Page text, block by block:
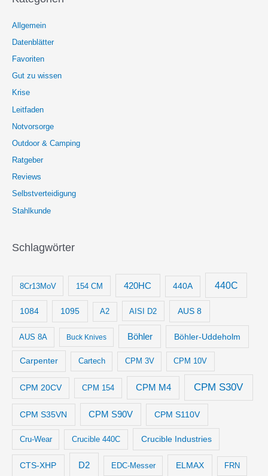
Allgemein
Datenblätter
Favoriten
Gut zu wissen
Krise
Leitfaden
Notvorsorge
Outdoor & Camping
Ratgeber
Reviews
Selbstverteidigung
Stahlkunde
Schlagwörter
8Cr13MoV 154 CM 420HC 440A 440C
1084 1095 A2 AISI D2 AUS 8
AUS 8A Buck Knives Böhler Böhler-Uddeholm
Carpenter Cartech CPM 3V CPM 10V
CPM 20CV CPM 154 CPM M4 CPM S30V
CPM S35VN CPM S90V CPM S110V
Cru-Wear Crucible 440C Crucible Industries
CTS-XHP D2 EDC-Messer ELMAX FRN